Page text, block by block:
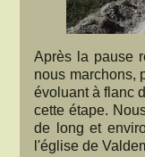
Après la pause
nous marchons,
évoluant à flanc
cette étape.
de long et
l'église de